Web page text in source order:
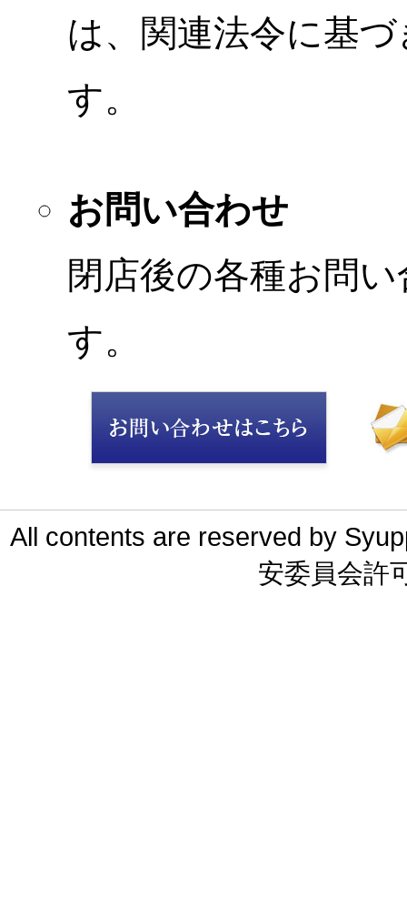
は、関連法令に基
す。
お問い合わせ
閉店後の各種お問
す。
All contents are reserved by
安委員会許